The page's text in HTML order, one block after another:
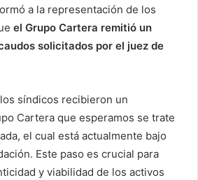
a la representación de los
el Grupo Cartera remitió un
solicitados por el juez de
síndicos recibieron un
Cartera que esperamos se trate
el cual está actualmente bajo
Este paso es crucial para
y viabilidad de los activos